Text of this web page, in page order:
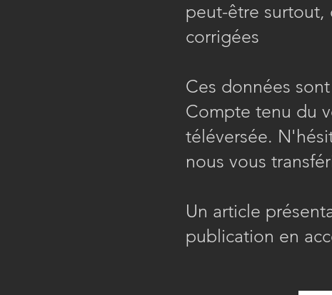
peut-être surtout,
corrigées
Ces données sont
Compte tenu du
téléversée.
nous vous
Un article
publication en